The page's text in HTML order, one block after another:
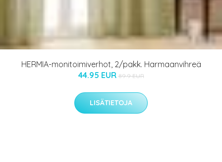
HERMIA-monitoimiverhot, 2/pakk. Harmaanvihreä
44.95 EUR 89.9 EUR
LISÄTIETOJA